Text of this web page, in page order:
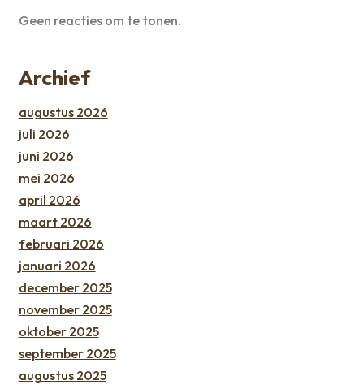
Geen reacties om te tonen.
Archief
augustus 2026
juli 2026
juni 2026
mei 2026
april 2026
maart 2026
februari 2026
januari 2026
december 2025
november 2025
oktober 2025
september 2025
augustus 2025